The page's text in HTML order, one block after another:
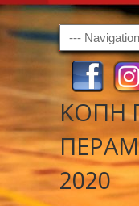
Navigation
ΚΟΠΗ
2020